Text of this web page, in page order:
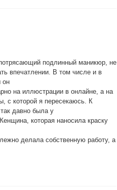
подлинный маникюр, не
впечатлении. В том числе и в
он
на иллюстрации в онлайне, а на
с которой я пересекаюсь. К
давно была у
которая наносила краску
делала собственную работу, а